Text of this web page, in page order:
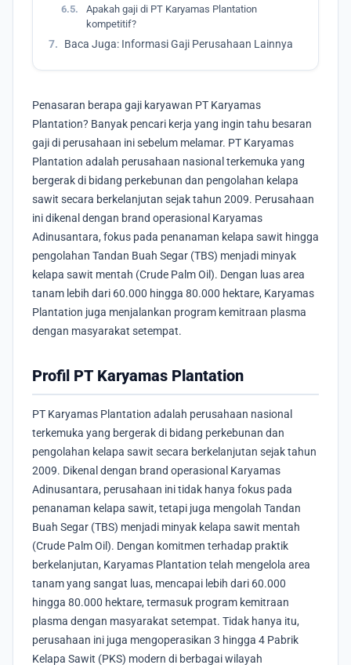
6.5.
Apakah gaji di PT Karyamas Plantation
kompetitif?
7. Baca Juga: Informasi Gaji Perusahaan Lainnya
Penasaran berapa gaji karyawan PT Karyamas
Plantation? Banyak pencari kerja yang ingin tahu besaran
gaji di perusahaan ini sebelum melamar. PT Karyamas
Plantation adalah perusahaan nasional terkemuka yang
bergerak di bidang perkebunan dan pengolahan kelapa
sawit secara berkelanjutan sejak tahun 2009. Perusahaan
ini dikenal dengan brand operasional Karyamas
Adinusantara, fokus pada penanaman kelapa sawit hingga
pengolahan Tandan Buah Segar (TBS) menjadi minyak
kelapa sawit mentah (Crude Palm Oil). Dengan luas area
tanam lebih dari 60.000 hingga 80.000 hektare, Karyamas
Plantation juga menjalankan program kemitraan plasma
dengan masyarakat setempat.
Profil PT Karyamas Plantation
PT Karyamas Plantation adalah perusahaan nasional
terkemuka yang bergerak di bidang perkebunan dan
pengolahan kelapa sawit secara berkelanjutan sejak tahun
2009. Dikenal dengan brand operasional Karyamas
Adinusantara, perusahaan ini tidak hanya fokus pada
penanaman kelapa sawit, tetapi juga mengolah Tandan
Buah Segar (TBS) menjadi minyak kelapa sawit mentah
(Crude Palm Oil). Dengan komitmen terhadap praktik
berkelanjutan, Karyamas Plantation telah mengelola area
tanam yang sangat luas, mencapai lebih dari 60.000
hingga 80.000 hektare, termasuk program kemitraan
plasma dengan masyarakat setempat. Tidak hanya itu,
perusahaan ini juga mengoperasikan 3 hingga 4 Pabrik
Kelapa Sawit (PKS) modern di berbagai wilayah